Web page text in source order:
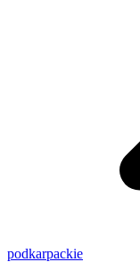
podkarpackie